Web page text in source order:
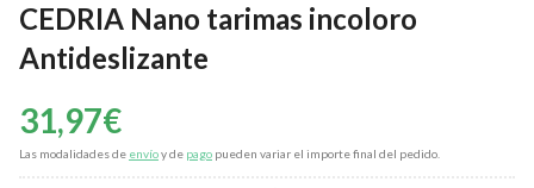
CEDRIA Nano tarimas incoloro
Antideslizante
31,97€
Las modalidades de envíoy de pago pueden variar el importe final del pedido.